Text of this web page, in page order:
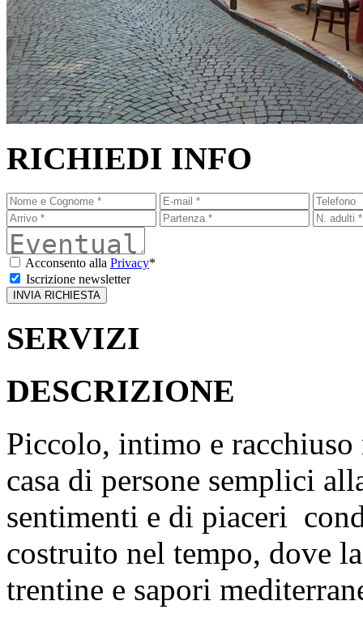
RICHIEDI INFO
Acconsento alla Privacy*
Iscrizione newsletter
SERVIZI
DESCRIZIONE
Piccolo, intimo e
casa di persone semplici
sentimenti e di piaceri
costruito nel tempo, dove
trentine e sapori